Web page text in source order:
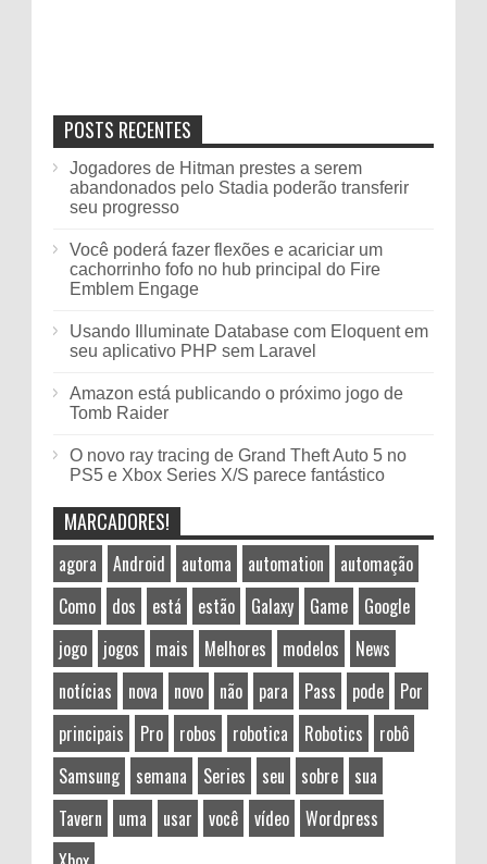
POSTS RECENTES
Jogadores de Hitman prestes a serem
abandonados pelo Stadia poderão transferir
seu progresso
Você poderá fazer flexões e acariciar um
cachorrinho fofo no hub principal do Fire
Emblem Engage
Usando Illuminate Database com Eloquent em
seu aplicativo PHP sem Laravel
Amazon está publicando o próximo jogo de
Tomb Raider
O novo ray tracing de Grand Theft Auto 5 no
PS5 e Xbox Series X/S parece fantástico
MARCADORES!
agora Android automa automation
automação
Como
dos está estão Galaxy Game
Google
jogo
jogos mais Melhores modelos
News
notícias
nova novo não para Pass pode
Por
principais
Pro robos robotica Robotics
robô
Samsung
semana Series seu sobre
sua
Tavern
uma usar você vídeo
Wordpress